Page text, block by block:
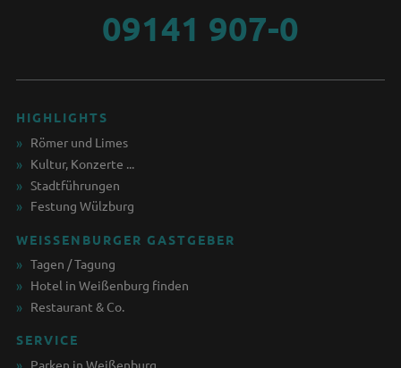
09141 907-0
HIGHLIGHTS
Römer und Limes
Kultur, Konzerte ...
Stadtführungen
Festung Wülzburg
WEISSENBURGER GASTGEBER
Tagen / Tagung
Hotel in Weißenburg finden
Restaurant & Co.
SERVICE
Parken in Weißenburg